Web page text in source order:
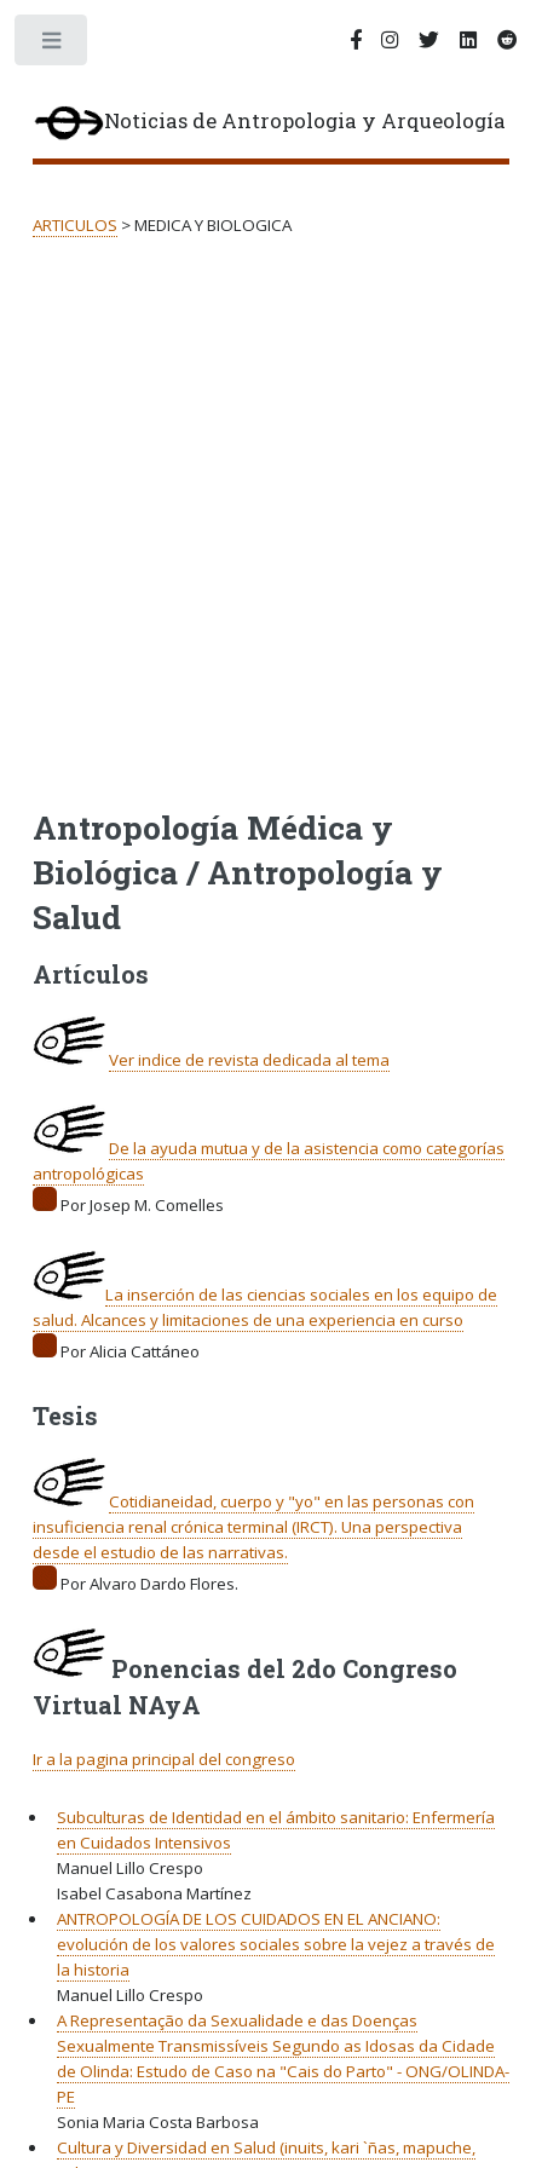
Noticias de Antropologia y Arqueología
ARTICULOS > MEDICA Y BIOLOGICA
Antropología Médica y
Biológica / Antropología y
Salud
Artículos
Ver indice de revista dedicada al tema
De la ayuda mutua y de la asistencia como categorías
antropológicas
Por Josep M. Comelles
La inserción de las ciencias sociales en los equipo de
salud. Alcances y limitaciones de una experiencia en curso
Por Alicia Cattáneo
Tesis
Cotidianeidad, cuerpo y "yo" en las personas con
insuficiencia renal crónica terminal (IRCT). Una perspectiva
desde el estudio de las narrativas.
Por Alvaro Dardo Flores.
Ponencias del 2do Congreso
Virtual NAyA
Ir a la pagina principal del congreso
Subculturas de Identidad en el ámbito sanitario: Enfermería
en Cuidados Intensivos
Manuel Lillo Crespo
Isabel Casabona Martínez
ANTROPOLOGÍA DE LOS CUIDADOS EN EL ANCIANO:
evolución de los valores sociales sobre la vejez a través de
la historia
Manuel Lillo Crespo
A Representação da Sexualidade e das Doenças
Sexualmente Transmissíveis Segundo as Idosas da Cidade
de Olinda: Estudo de Caso na "Cais do Parto" - ONG/OLINDA-
PE
Sonia Maria Costa Barbosa
Cultura y Diversidad en Salud (inuits, kari `ñas, mapuche,